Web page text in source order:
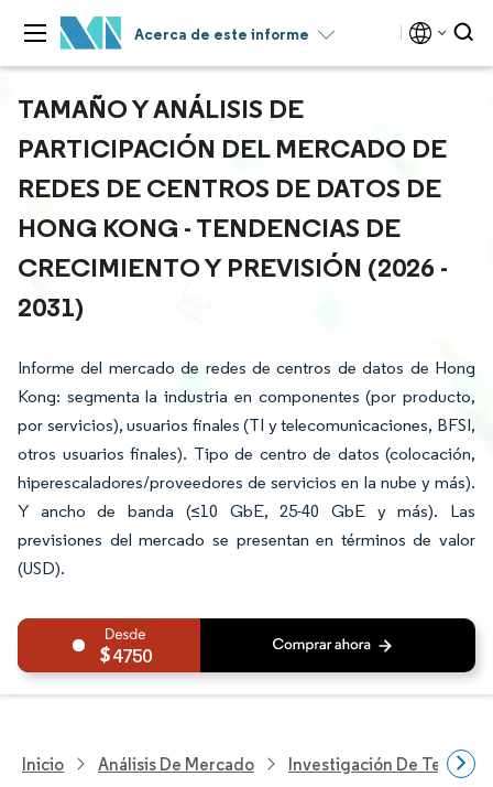
Acerca de este informe
TAMAÑO Y ANÁLISIS DE
PARTICIPACIÓN DEL MERCADO DE
REDES DE CENTROS DE DATOS DE
HONG KONG - TENDENCIAS DE
CRECIMIENTO Y PREVISIÓN (2026 -
2031)
Informe del mercado de redes de centros de datos de Hong
Kong: segmenta la industria en componentes (por producto,
por servicios), usuarios finales (TI y telecomunicaciones, BFSI,
otros usuarios finales). Tipo de centro de datos (colocación,
hiperescaladores/proveedores de servicios en la nube y más).
Y ancho de banda (≤10 GbE, 25-40 GbE y más). Las
previsiones del mercado se presentan en términos de valor
(USD).
4750
Inicio Análisis De Mercado Investigación De